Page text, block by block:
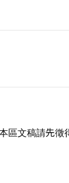
區文稿請先徵